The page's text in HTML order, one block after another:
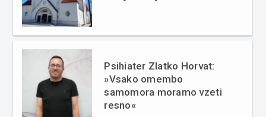
Psihiater Zlatko Horvat:
»Vsako omembo
samomora moramo vzeti
resno«